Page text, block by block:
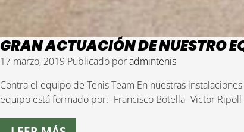
GRAN ACTUACIÓN DE NUESTRO
17 marzo, 2019 Publicado poradmintenis
Contra el equipo de Tenis Team En nuestras
equipo está formado por: -Francisco Botella -Victor